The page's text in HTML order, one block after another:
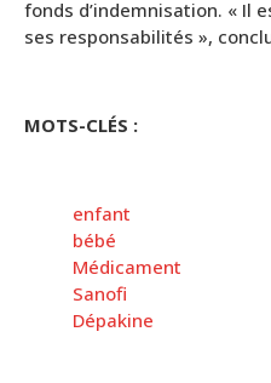
fonds d’indemnisation. « Il
ses responsabilités »,
MOTS-CLÉS :
enfant
bébé
Médicament
Sanofi
Dépakine